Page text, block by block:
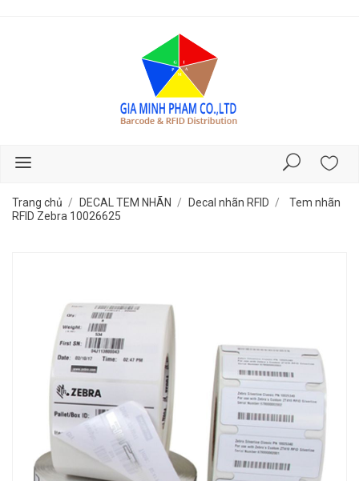
Trang chủ DECAL TEM NHÃN Decal nhãn RFID
Tem nhãn
RFID Zebra 10026625